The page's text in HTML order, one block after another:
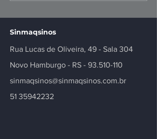
Sinmaqsinos
Rua Lucas de Oliveira, 49 - Sala 304
Novo Hamburgo - RS - 93.510-110
sinmaqsinos@sinmaqsinos.com.br
51 35942232